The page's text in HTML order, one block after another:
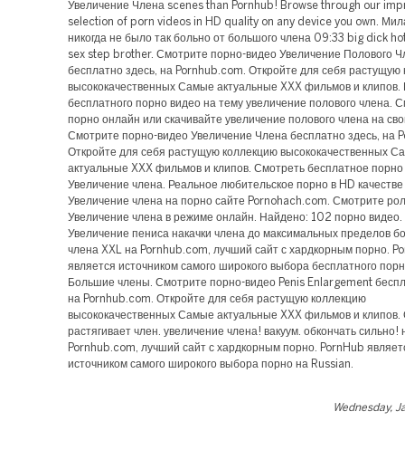
Увеличение Члена scenes than Pornhub! Browse through our
selection of porn videos in HD quality on any device you own.
никогда не было так больно от большого члена 09:33 big dick
sex step brother. Смотрите порно-видео Увеличение Полового
бесплатно здесь, на Pornhub.com. Откройте для себя растущую
высококачественных Самые актуальные XXX фильмов и клипов.
бесплатного порно видео на тему увеличение полового члена.
порно онлайн или скачивайте увеличение полового члена на
Смотрите порно-видео Увеличение Члена бесплатно здесь, на
Откройте для себя растущую коллекцию высококачественных
актуальные XXX фильмов и клипов. Смотреть бесплатное
Увеличение члена. Реальное любительское порно в HD
Увеличение члена на порно сайте Pornohach.com. Смотрите
Увеличение члена в режиме онлайн. Найдено: 102 порно
Увеличение пениса накачки члена до максимальных пределов
члена XXL на Pornhub.com, лучший сайт с хардкорным порно.
является источником самого широкого выбора бесплатного
Большие члены. Смотрите порно-видео Penis Enlargement
на Pornhub.com. Откройте для себя растущую коллекцию
высококачественных Самые актуальные XXX фильмов и клипов.
растягивает член. увеличение члена! вакуум. обкончать сильно!
Pornhub.com, лучший сайт с хардкорным порно. PornHub
источником самого широкого выбора порно на Russian.
Wednesday,